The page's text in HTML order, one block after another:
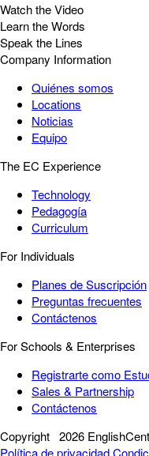
Watch the Video
Learn the Words
Speak the Lines
Company Information
Quiénes somos
Locations
Noticias
Equipo
The EC Experience
Technology
Pedagogía
Curriculum
For Individuals
Planes de Suscripción
Preguntas frecuentes
Contáctenos
For Schools & Enterprises
Registrarte como
Sales & Partnership
Contáctenos
Copyright 2026